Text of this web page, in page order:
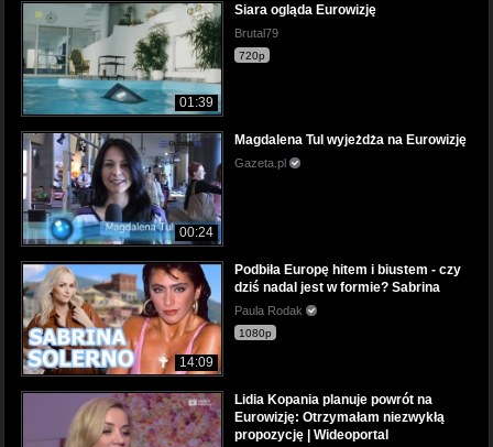
01:39
Siara ogląda Eurowizję
Brutal79
720p
00:24
Magdalena Tul wyjeżdża na Eurowizję
Gazeta.pl
14:09
Podbiła Europę hitem i biustem - czy
dziś nadal jest w formie? Sabrina
Paula Rodak
1080p
Lidia Kopania planuje powrót na
Eurowizję: Otrzymałam niezwykłą
propozycję | Wideoportal